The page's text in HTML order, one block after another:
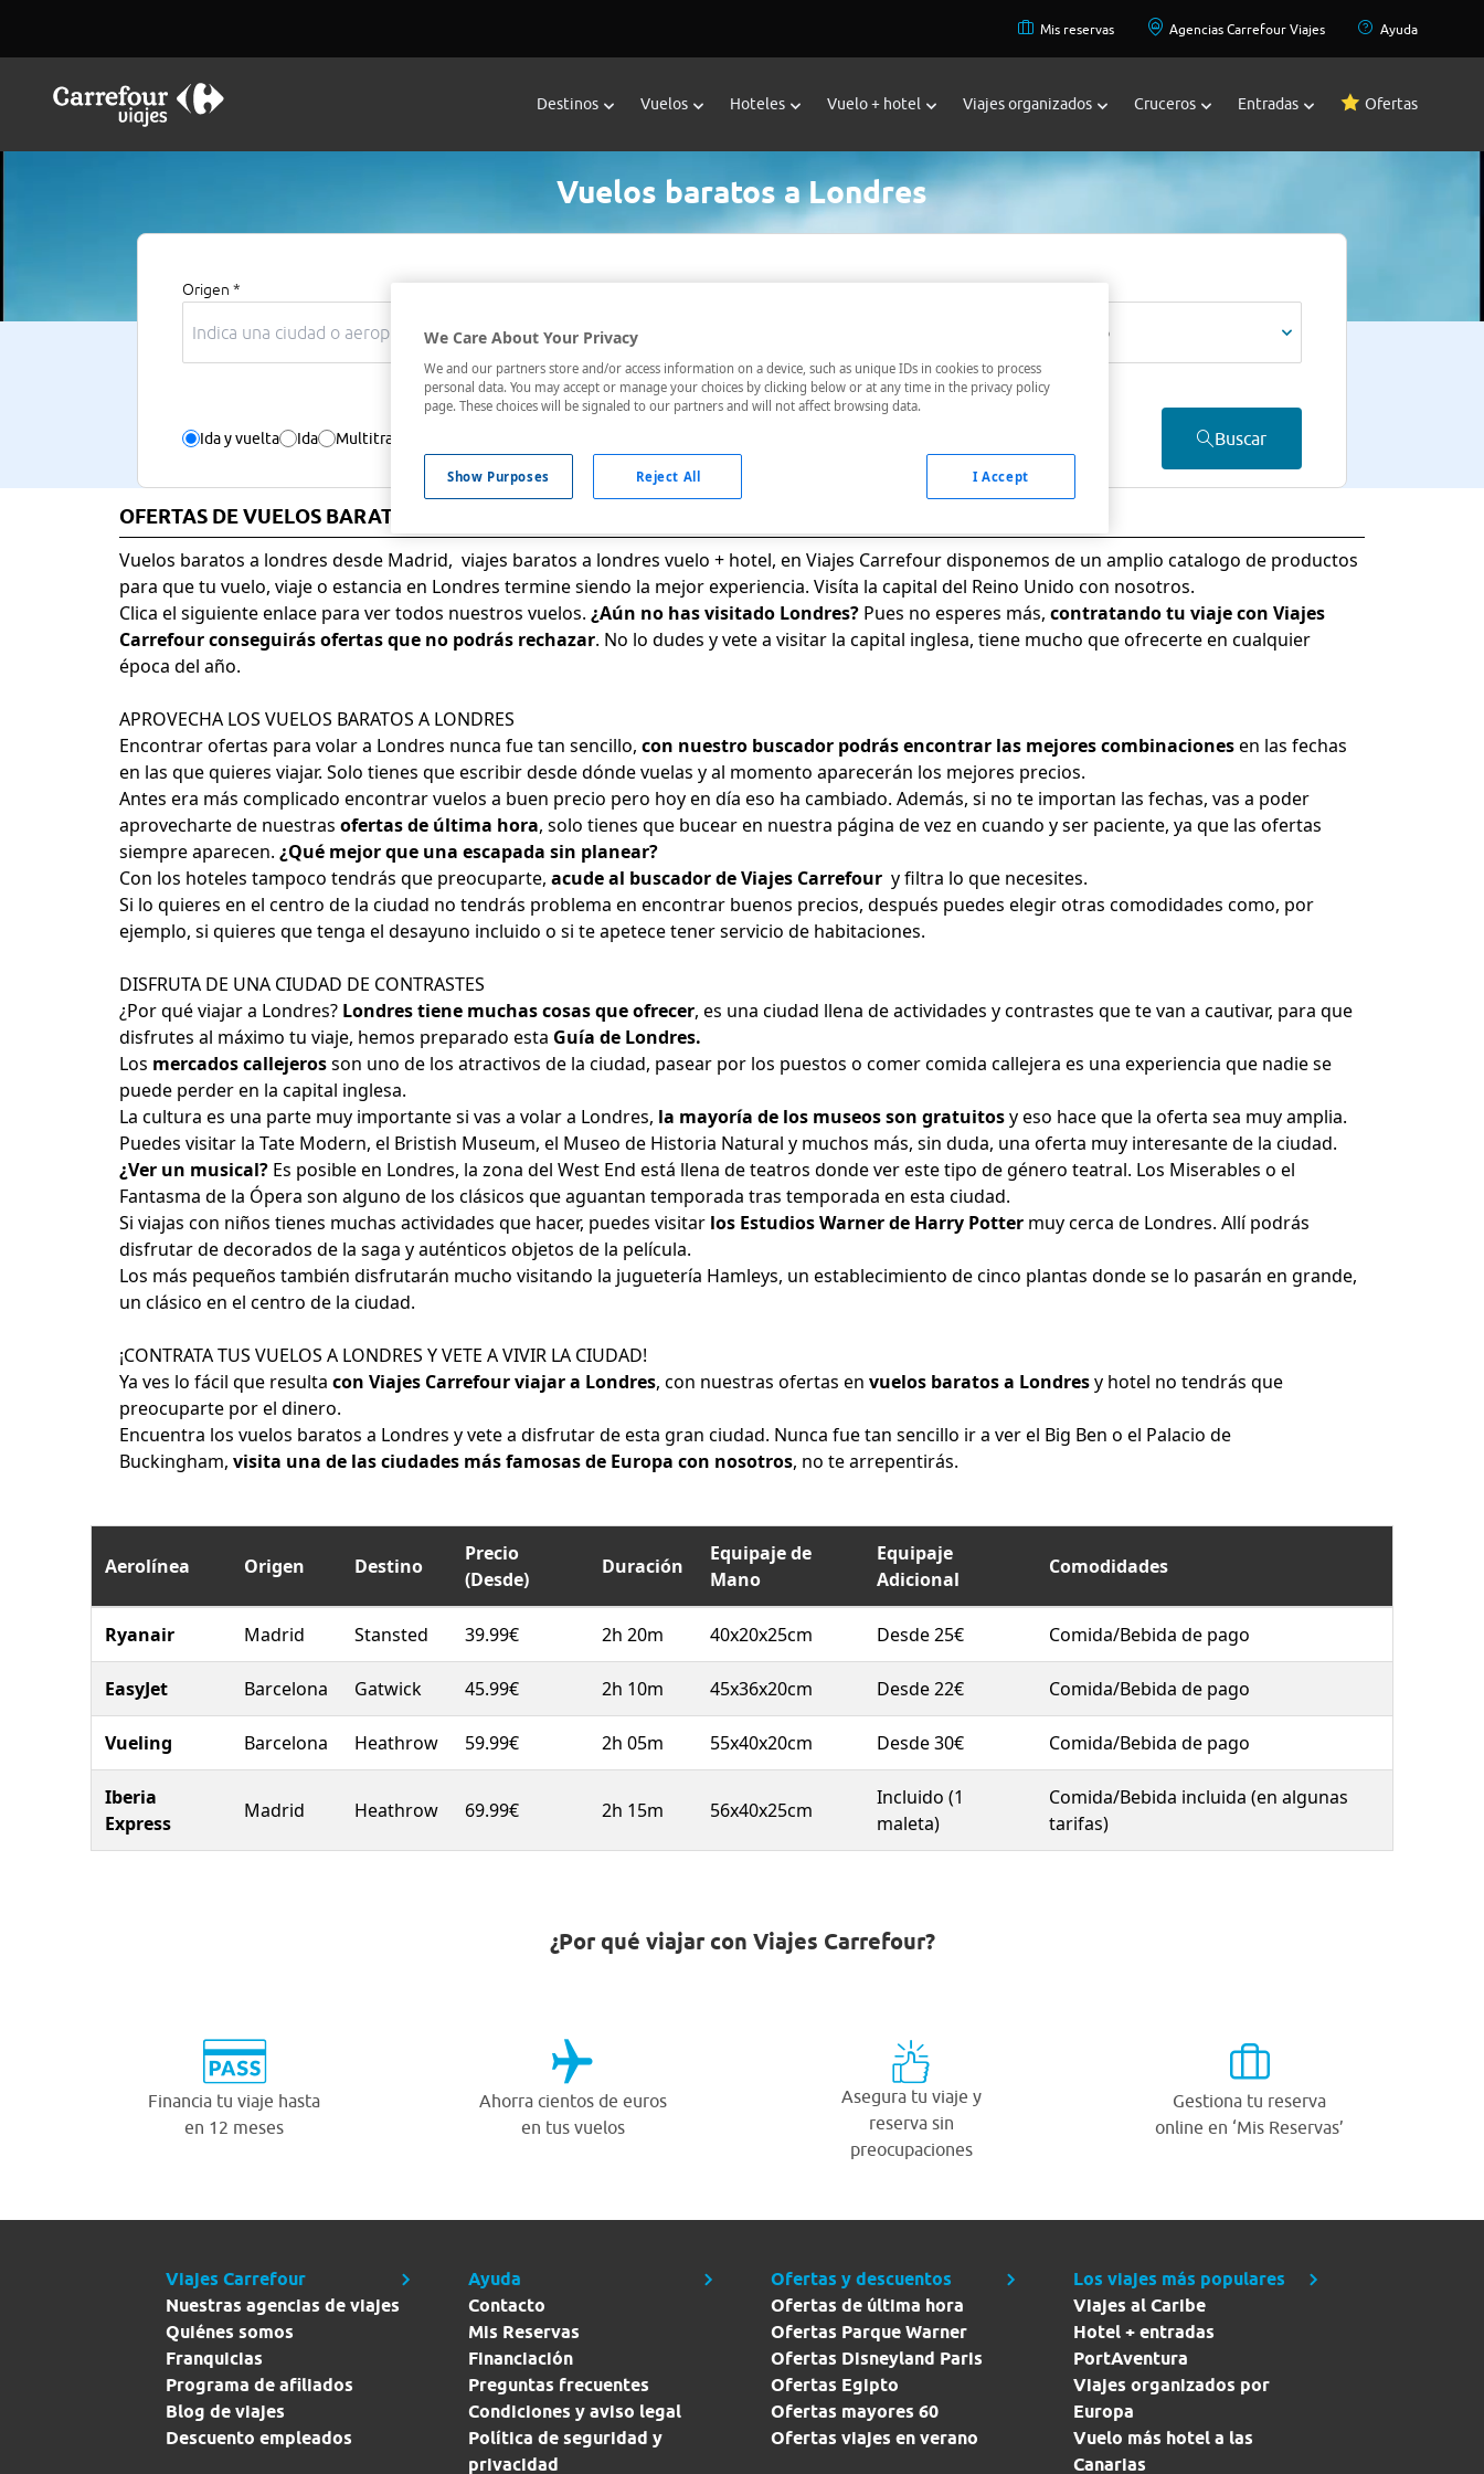
Mis reservas Agencias Carrefour Viajes Ayuda
Destinos Vuelos Hoteles Vuelo + hotel Viajes organizados Cruceros Entradas Ofertas
Vuelos baratos a Londres
Origen *
1 adulto
Ida y vuelta Ida Multitrayecto Buscar
OFERTAS DE VUELOS BARATOS A LONDRES
Vuelos baratos a londres desde Madrid, viajes baratos a londres vuelo + hotel, en Viajes Carrefour disponemos de un amplio catalogo de productos
para que tu vuelo, viaje o estancia en Londres termine siendo la mejor experiencia. Visíta la capital del Reino Unido con nosotros.
Clica el siguiente enlace para vertodos nuestros vuelos. ¿Aún no has visitado Londres? Pues no esperes más, contratando tu viaje con Viajes
Carrefour conseguirás ofertas que no podrás rechazar. No lo dudes y vete a visitar la capital inglesa, tiene mucho que ofrecerte en cualquier
época del año.
APROVECHA LOS VUELOS BARATOS A LONDRES
Encontrar ofertas para volar a Londres nunca fue tan sencillo, con nuestro buscador podrás encontrar las mejores combinacionesen las fechas
en las que quieres viajar. Solo tienes que escribir desde dónde vuelas y al momento aparecerán los mejores precios.
Antes era más complicado encontrar vuelos a buen precio pero hoy en día eso ha cambiado. Además, si no te importan las fechas, vas a poder
aprovecharte de nuestras ofertas de última hora, solo tienes que bucear en nuestra página de vez en cuando y ser paciente, ya que las ofertas
siempre aparecen. ¿Qué mejor que una escapada sin planear?
Con los hoteles tampoco tendrás que preocuparte, acude al buscador deViajes Carrefour y filtra lo que necesites.
Si lo quieres en el centro de la ciudad no tendrás problema en encontrar buenos precios, después puedes elegir otras comodidades como, por
ejemplo, si quieres que tenga el desayuno incluido o si te apetece tener servicio de habitaciones.
DISFRUTA DE UNA CIUDAD DE CONTRASTES
¿Por qué viajar a Londres? Londres tiene muchas cosas que ofrecer, es una ciudad llena de actividades y contrastes que te van a cautivar, para que
disfrutes al máximo tu viaje, hemos preparado esta Guía de Londres.
Los mercados callejerosson uno de los atractivos de la ciudad, pasear por los puestos o comer comida callejera es una experiencia que nadie se
puede perder en la capital inglesa.
La cultura es una parte muy importante si vas a volar a Londres, la mayoría de los museos son gratuitosy eso hace que la oferta sea muy amplia.
Puedes visitar la Tate Modern, el Bristish Museum, el Museo de Historia Natural y muchos más, sin duda, una oferta muy interesante de la ciudad.
¿Ver un musical? Es posible en Londres, la zona del West End está llena de teatros donde ver este tipo de género teatral. Los Miserables o el
Fantasma de la Ópera son alguno de los clásicos que aguantan temporada tras temporada en esta ciudad.
Si viajas con niños tienes muchas actividades que hacer, puedes visitar los Estudios Warner de Harry Potter muy cerca de Londres. Allí podrás
disfrutar de decorados de la saga y auténticos objetos de la película.
Los más pequeños también disfrutarán mucho visitando la juguetería Hamleys, un establecimiento de cinco plantas donde se lo pasarán en grande,
un clásico en el centro de la ciudad.
¡CONTRATA TUS VUELOS A LONDRES Y VETE A VIVIR LA CIUDAD!
Ya ves lo fácil que resulta con Viajes Carrefour viajar a Londres, con nuestras ofertas en vuelos baratos a Londresy hotel no tendrás que
preocuparte por el dinero.
Encuentra los vuelos baratos a Londres y vete a disfrutar de esta gran ciudad. Nunca fue tan sencillo ir a ver el Big Ben o el Palacio de
Buckingham, visita una de las ciudades más famosas de Europa con nosotros, no te arrepentirás.
Aerolínea Origen Destino
Precio
(Desde)
Duración
Equipaje de
Mano
Equipaje
Adicional
Comodidades
Ryanair Madrid Stansted 39.99€ 2h 20m 40x20x25cm Desde 25€ Comida/Bebida de pago
EasyJet Barcelona Gatwick 45.99€ 2h 10m 45x36x20cm Desde 22€ Comida/Bebida de pago
Vueling Barcelona Heathrow 59.99€ 2h 05m 55x40x20cm Desde 30€ Comida/Bebida de pago
Iberia
Express
Madrid Heathrow 69.99€ 2h 15m 56x40x25cm
Incluido (1
maleta)
Comida/Bebida incluida (en algunas
tarifas)
¿Por qué viajar con Viajes Carrefour?
Financia tu viaje hasta
en 12 meses
Ahorra cientos de euros
en tus vuelos
Asegura tu viaje y
reserva sin
preocupaciones
Gestiona tu reserva
online en ‘Mis Reservas’
Viajes Carrefour
Nuestras agencias de viajes
Quiénes somos
Franquicias
Programa de afiliados
Blog de viajes
Descuento empleados
Ayuda
Contacto
Mis Reservas
Financiación
Preguntas frecuentes
Condiciones y aviso legal
Política de seguridad y
privacidad
Ofertas y descuentos
Ofertas de última hora
Ofertas Parque Warner
Ofertas Disneyland Paris
Ofertas Egipto
Ofertas mayores 60
Ofertas viajes en verano
Los viajes más populares
Viajes al Caribe
Hotel + entradas
PortAventura
Viajes organizados por
Europa
Vuelo más hotel a las
Canarias
We Care About Your Privacy
We and our partners store and/or access information on a device, such as unique IDs in cookies to process
personal data. You may accept or manage your choices by clicking below or at any time in the privacy policy
page. These choices will be signaled to our partners and will not affect browsing data.
Show Purposes Reject All I Accept